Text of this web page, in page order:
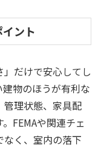
ント
だけで安心してし
物のほうが有利な
管理状態、家具配
FEMAや関連チェ
なく、室内の落下